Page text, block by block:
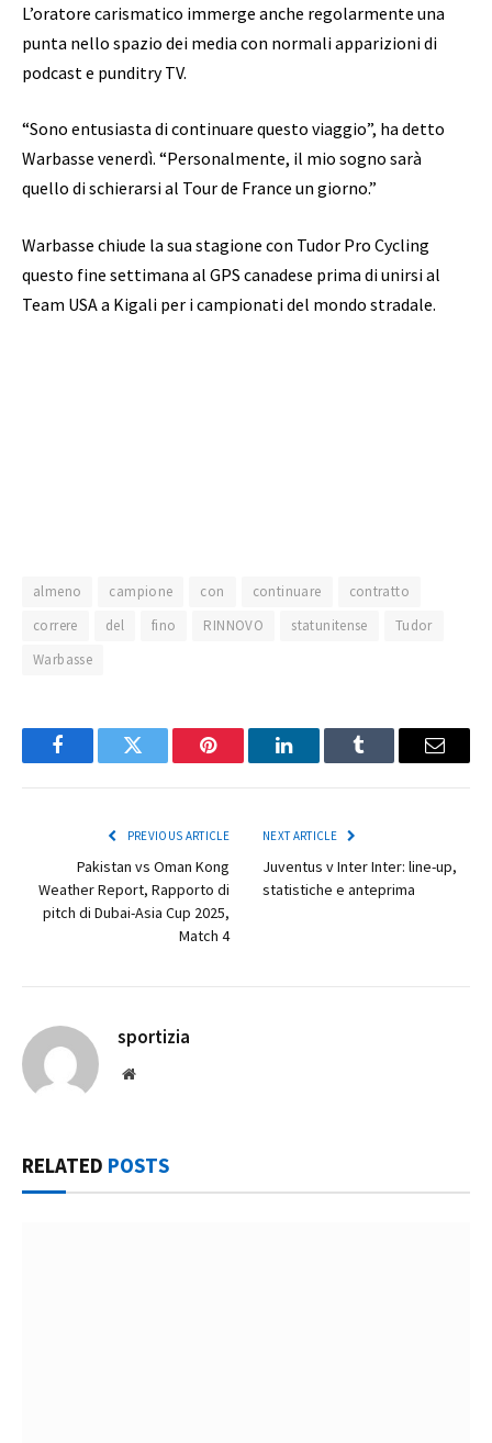
L’oratore carismatico immerge anche regolarmente una
punta nello spazio dei media con normali apparizioni di
podcast e punditry TV.
“Sono entusiasta di continuare questo viaggio”, ha detto
Warbasse venerdì. “Personalmente, il mio sogno sarà
quello di schierarsi al Tour de France un giorno.”
Warbasse chiude la sua stagione con Tudor Pro Cycling
questo fine settimana al GPS canadese prima di unirsi al
Team USA a Kigali per i campionati del mondo stradale.
almeno campione con continuare
contratto
correre
del fino RINNOVO statunitense
Tudor
Warbasse
FacebookTwitter Pinterest LinkedInTumblr Email
PREVIOUS ARTICLE
Pakistan vs Oman Kong
Weather Report, Rapporto di
pitch di Dubai-Asia Cup 2025,
Match 4
NEXT ARTICLE
Juventus v Inter Inter: line-up,
statistiche e anteprima
sportizia
Website
RELATED POSTS